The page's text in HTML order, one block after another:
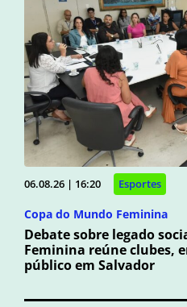
06.08.26 | 16:20 Esportes
Copa do Mundo Feminina
Debate sobre legado
Feminina reúne clubes,
público em Salvador